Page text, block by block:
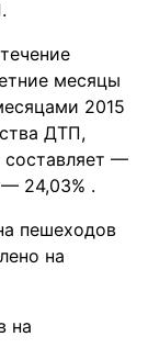
месяцы
2015
ДТП,
составляет —
24,03% .
пешеходов
на